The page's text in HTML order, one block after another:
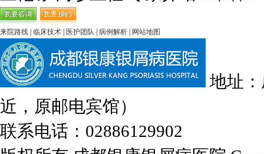
来院路线 临床技术 医护团队 病例解析 网站地图
地址
近，原邮电宾馆）
联系电话：02886129902